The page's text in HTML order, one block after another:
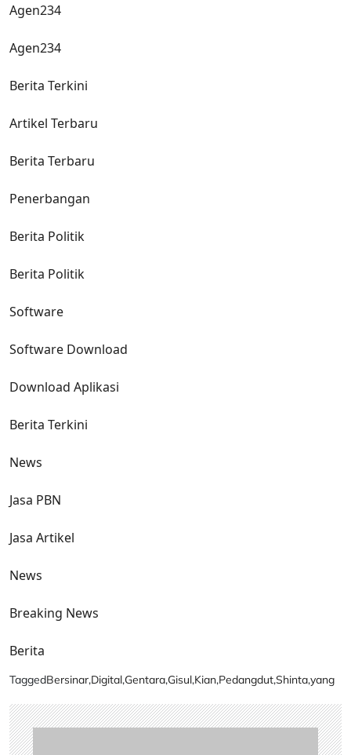
Agen234
Agen234
Berita Terkini
Artikel Terbaru
Berita Terbaru
Penerbangan
Berita Politik
Berita Politik
Software
Software Download
Download Aplikasi
Berita Terkini
News
Jasa PBN
Jasa Artikel
News
Breaking News
Berita
TaggedBersinar,Digital,Gentara,Gisul,Kian,Pedangdut,Shinta,yang